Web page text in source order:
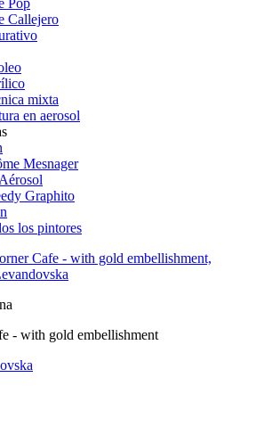
Callejero
mixta
en aerosol
Mesnager
Graphito
los pintores
- with gold embellishment